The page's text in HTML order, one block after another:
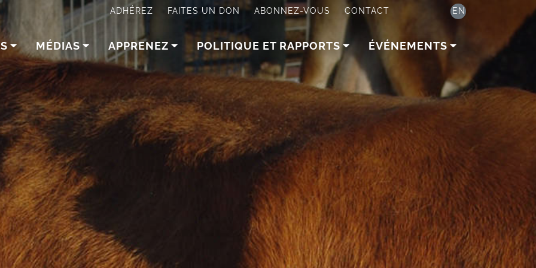
ADHÉREZ FAITES UN DON ABONNEZ-VOUS CONTACT EN
MÉDIAS APPRENEZ POLITIQUE ET RAPPORTS ÉVÉNEMENTS